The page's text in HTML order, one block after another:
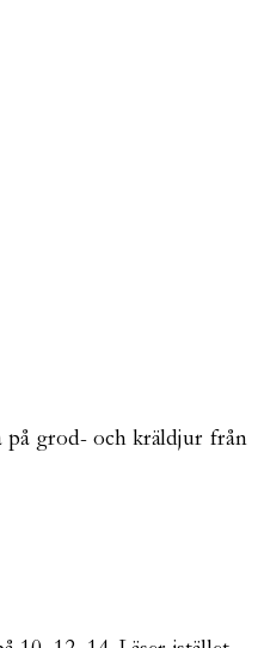
på grod- och kräldjur från